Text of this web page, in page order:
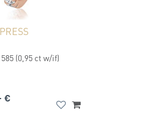
(0,95 ct w/if)
€